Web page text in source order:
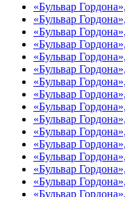
«Бульвар
«Бульвар
«Бульвар
«Бульвар
«Бульвар
«Бульвар
«Бульвар
«Бульвар
«Бульвар
«Бульвар
«Бульвар
«Бульвар
«Бульвар
«Бульвар
«Бульвар
«Бульвар